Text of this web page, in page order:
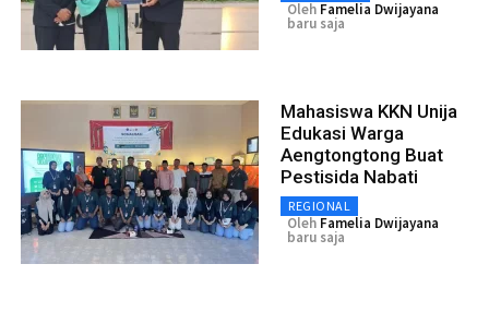
Oleh Famelia Dwijayana
baru saja
Mahasiswa KKN Unija
Edukasi Warga
Aengtongtong Buat
Pestisida Nabati
REGIONAL
Oleh Famelia Dwijayana
baru saja